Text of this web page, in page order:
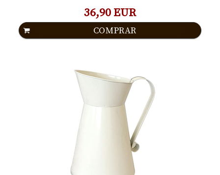
36,90 EUR
COMPRAR